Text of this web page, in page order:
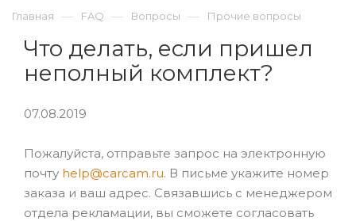
Главная — FAQ — Вопросы — Прочие вопросы
Что делать, если пришел
неполный комплект?
07.08.2019
Пожалуйста, отправьте запрос на электронную
почту help@carcam.ru. В письме укажите номер
заказа и ваш адрес. Связавшись с менеджером
отдела рекламации, вы сможете согласовать